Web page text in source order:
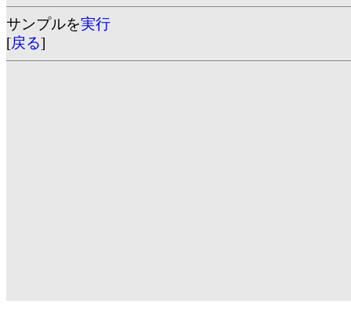
サンプルを実行
[戻る]